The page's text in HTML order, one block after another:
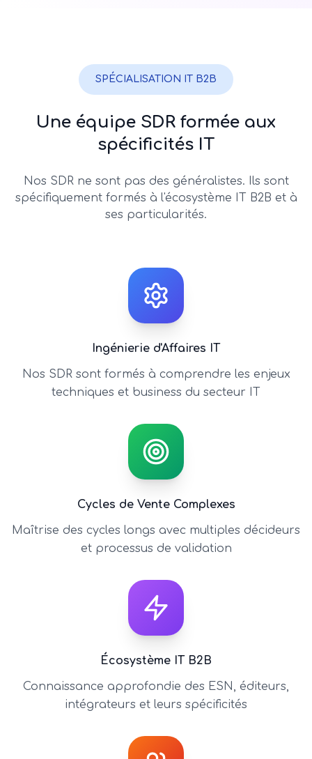
SPÉCIALISATION IT B2B
Une équipe SDR formée aux
spécificités IT
Nos SDR ne sont pas des généralistes. Ils sont
spécifiquement formés à l'écosystème IT B2B et à
ses particularités.
Ingénierie d'Affaires IT
Nos SDR sont formés à comprendre les enjeux
techniques et business du secteur IT
Cycles de Vente Complexes
Maîtrise des cycles longs avec multiples décideurs
et processus de validation
Écosystème IT B2B
Connaissance approfondie des ESN, éditeurs,
intégrateurs et leurs spécificités